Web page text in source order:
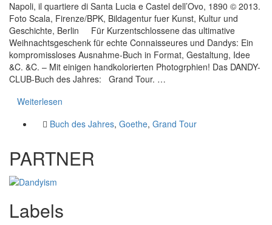
Napoli, il quartiere di Santa Lucia e Castel dell’Ovo, 1890 © 2013.
Foto Scala, Firenze/BPK, Bildagentur fuer Kunst, Kultur und
Geschichte, Berlin Für Kurzentschlossene das ultimative
Weihnachtsgeschenk für echte Connaisseures und Dandys: Ein
kompromissloses Ausnahme-Buch in Format, Gestaltung, Idee
&C. &C. – Mit einigen handkolorierten Photogrphien! Das DANDY-
CLUB-Buch des Jahres: Grand Tour. …
Weiterlesen
Buch des Jahres, Goethe, Grand Tour
PARTNER
Labels